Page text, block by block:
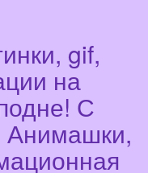
gif,
на
С
Анимашки,